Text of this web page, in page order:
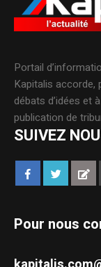
Portail
Kapitalis accorde,
débats d’idées et
publication de
SUIVEZ
Pour nous